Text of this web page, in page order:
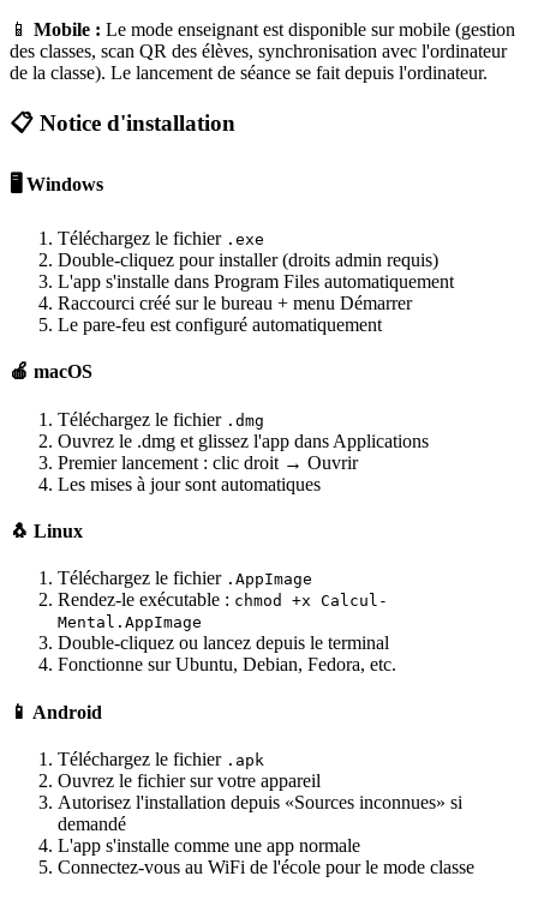
📱 Mobile : Le mode enseignant est disponible sur mobile (gestion
des classes, scan QR des élèves, synchronisation avec l'ordinateur
de la classe). Le lancement de séance se fait depuis l'ordinateur.
📋 Notice d'installation
🖥️ Windows
Téléchargez le fichier .exe
Double-cliquez pour installer (droits admin requis)
L'app s'installe dans Program Files automatiquement
Raccourci créé sur le bureau + menu Démarrer
Le pare-feu est configuré automatiquement
🍎 macOS
Téléchargez le fichier .dmg
Ouvrez le .dmg et glissez l'app dans Applications
Premier lancement : clic droit → Ouvrir
Les mises à jour sont automatiques
🐧 Linux
Téléchargez le fichier .AppImage
Rendez-le exécutable : chmod +x Calcul-
Mental.AppImage
Double-cliquez ou lancez depuis le terminal
Fonctionne sur Ubuntu, Debian, Fedora, etc.
📱 Android
Téléchargez le fichier .apk
Ouvrez le fichier sur votre appareil
Autorisez l'installation depuis «Sources inconnues» si
demandé
L'app s'installe comme une app normale
Connectez-vous au WiFi de l'école pour le mode classe